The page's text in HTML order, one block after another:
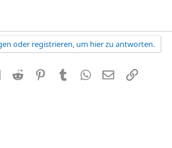
oder registrieren, um hier zu antworten.
LinkedIn
Reddit PinterestTumblr WhatsApp
E-MailLink